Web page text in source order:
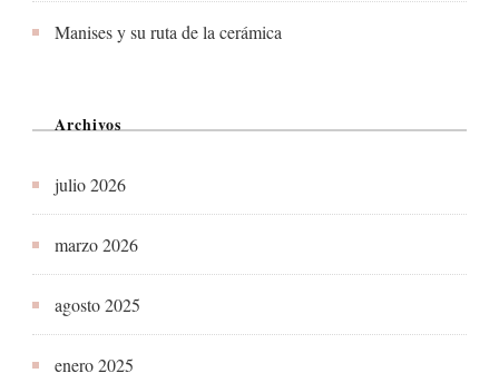
Manises y su ruta de la cerámica
Archivos
julio 2026
marzo 2026
agosto 2025
enero 2025